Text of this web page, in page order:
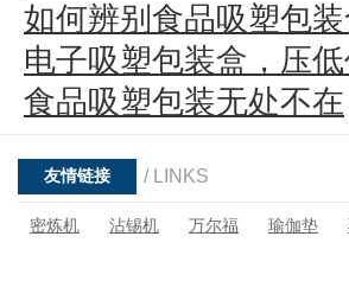
如何辨别食品吸塑包装
电子吸塑包装盒，压
食品吸塑包装无处不在
友情链接 / LINKS
密炼机 沾锡机 万尔福 瑜伽垫